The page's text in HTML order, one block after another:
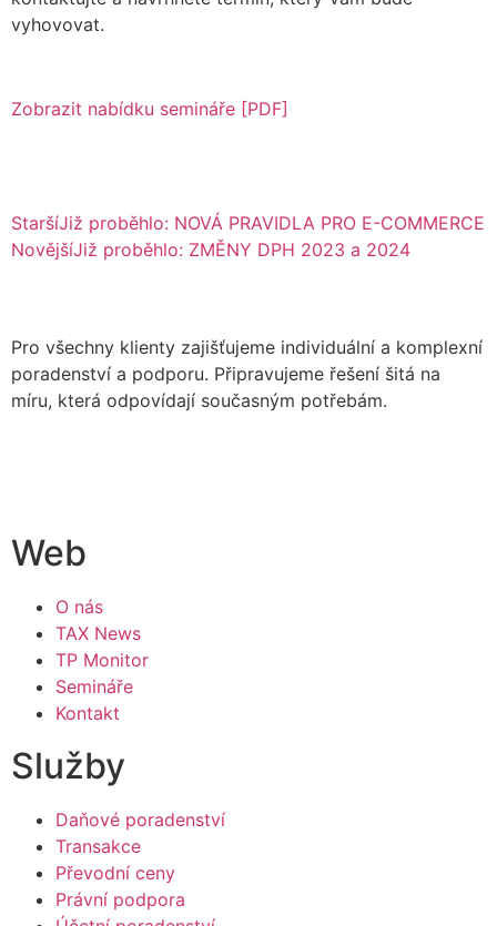
vyhovovat.
Zobrazit nabídku semináře [PDF]
StaršíJiž proběhlo: NOVÁ PRAVIDLA PRO E-COMMERCE
NovějšíJiž proběhlo: ZMĚNY DPH 2023 a 2024
Pro všechny klienty zajišťujeme individuální a komplexní
poradenství a podporu. Připravujeme řešení šitá na
míru, která odpovídají současným potřebám.
Web
O nás
TAX News
TP Monitor
Semináře
Kontakt
Služby
Daňové poradenství
Transakce
Převodní ceny
Právní podpora